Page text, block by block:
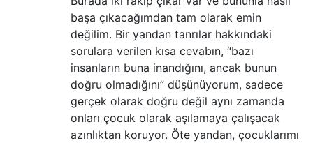
başa çıkacağımdan tam olarak emin
değilim. Bir yandan tanrılar hakkındaki
sorulara verilen kısa cevabın, “bazı
insanların buna inandığını, ancak bunun
doğru olmadığını” düşünüyorum, sadece
gerçek olarak doğru değil aynı zamanda
onları çocuk olarak aşılamaya çalışacak
azınlıktan koruyor. Öte yandan, çocuklarımı